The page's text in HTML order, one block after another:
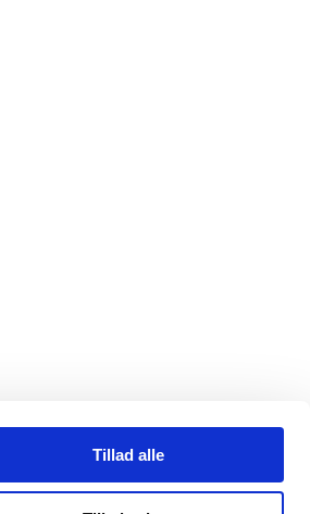
Tillad alle